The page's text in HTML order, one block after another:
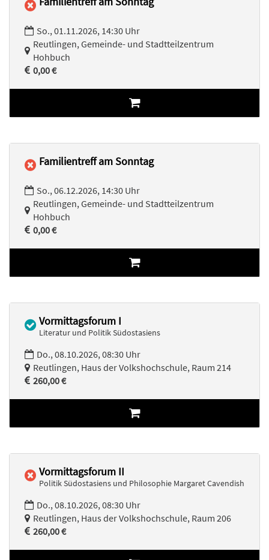
So., 01.11.2026, 14:30 Uhr
Reutlingen, Gemeinde- und Stadtteilzentrum
Hohbuch
0,00 €
Familientreff am Sonntag
So., 06.12.2026, 14:30 Uhr
Reutlingen, Gemeinde- und Stadtteilzentrum
Hohbuch
0,00 €
Vormittagsforum I
Literatur und Politik Südostasiens
Do., 08.10.2026, 08:30 Uhr
Reutlingen, Haus der Volkshochschule, Raum 214
260,00 €
Vormittagsforum II
Politik Südostasiens und Philosophie Margaret Cavendish
Do., 08.10.2026, 08:30 Uhr
Reutlingen, Haus der Volkshochschule, Raum 206
260,00 €